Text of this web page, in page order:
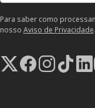
Para saber como
nosso Aviso de Privacidade.